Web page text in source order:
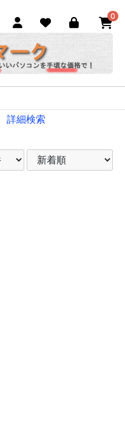
0
詳細検索